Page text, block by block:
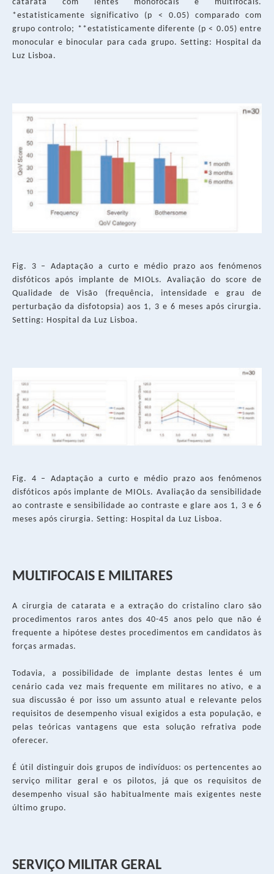
catarata com lentes monofocais e multifocais.
*estatisticamente significativo (p < 0.05) comparado com
grupo controlo; **estatisticamente diferente (p < 0.05) entre
monocular e binocular para cada grupo. Setting: Hospital da
Luz Lisboa.
Fig. 3 – Adaptação a curto e médio prazo aos fenómenos
disfóticos após implante de MIOLs. Avaliação do score de
Qualidade de Visão (frequência, intensidade e grau de
perturbação da disfotopsia) aos 1, 3 e 6 meses após cirurgia.
Setting: Hospital da Luz Lisboa.
Fig. 4 – Adaptação a curto e médio prazo aos fenómenos
disfóticos após implante de MIOLs. Avaliação da sensibilidade
ao contraste e sensibilidade ao contraste e glare aos 1, 3 e 6
meses após cirurgia. Setting: Hospital da Luz Lisboa.
MULTIFOCAIS E MILITARES
A cirurgia de catarata e a extração do cristalino claro são
procedimentos raros antes dos 40-45 anos pelo que não é
frequente a hipótese destes procedimentos em candidatos às
forças armadas.
Todavia, a possibilidade de implante destas lentes é um
cenário cada vez mais frequente em militares no ativo, e a
sua discussão é por isso um assunto atual e relevante pelos
requisitos de desempenho visual exigidos a esta população, e
pelas teóricas vantagens que esta solução refrativa pode
oferecer.
É útil distinguir dois grupos de indivíduos: os pertencentes ao
serviço militar geral e os pilotos, já que os requisitos de
desempenho visual são habitualmente mais exigentes neste
último grupo.
SERVIÇO MILITAR GERAL